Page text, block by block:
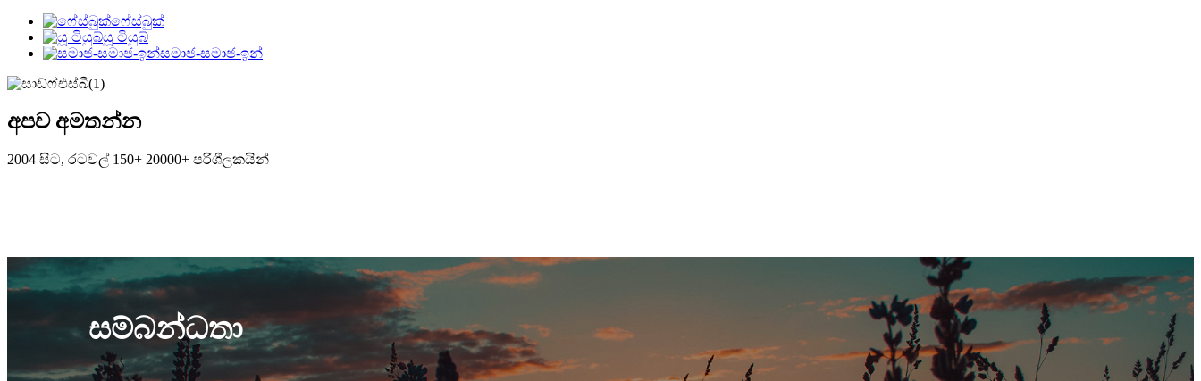
ෆේස්බුක්
යූ ටියුබ්
සමාජ-සමාජ-ඉන්
අපව අමතන්න
2004 සිට, රටවල් 150+ 20000+ පරිශීලකයින්
සම්බන්ධතා